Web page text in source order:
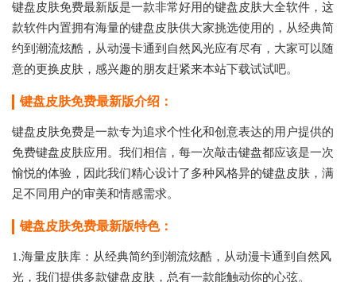
键盘皮肤免费最新版是一款非常好用的键盘皮肤大全软件，这
款软件内置拥有海量的键盘皮肤供大家挑选使用的，从经典简
约到潮流炫酷，从动漫卡通到自然风光应有尽有，大家可以随
意的更换皮肤，感兴趣的朋友赶紧来本站下载试试吧。
键盘皮肤免费最新版介绍：
键盘皮肤免费是一款专为追求个性化和创意表达的用户提供的
免费键盘皮肤应用。我们相信，每一次敲击键盘都应该是一次
愉悦的体验，因此我们精心设计了多种风格异的键盘皮肤，满
足不同用户的审美和情感需求。
键盘皮肤免费最新版特色：
1.海量皮肤库：从经典简约到潮流炫酷，从动漫卡通到自然风
光，我们提供多款键盘皮肤，总有一款能触动你的心弦。